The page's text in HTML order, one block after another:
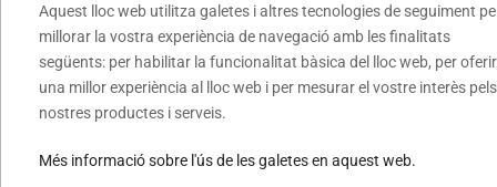
Aquest lloc web utilitza galetes i altres tecnologies de seguiment
millorar la vostra experiència de navegació amb les finalitats
següents: per habilitar la funcionalitat bàsica del lloc web, per oferir
una millor experiència al lloc web i per mesurar el vostre interès pels
nostres productes i serveis.
Més informació sobre l'ús de les galetes en aquest web.